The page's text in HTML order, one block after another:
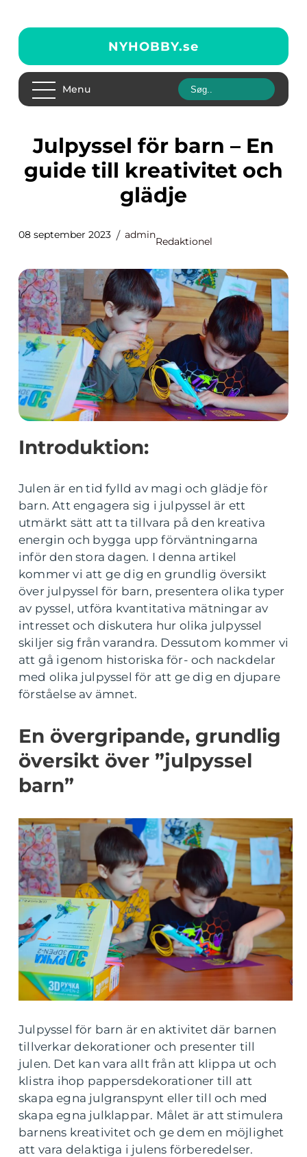
NYHOBBY.se
Menu
Julpyssel för barn – En
guide till kreativitet och
glädje
08 september 2023 admin
Redaktionel
Introduktion:
Julen är en tid fylld av magi och glädje för
barn. Att engagera sig i julpyssel är ett
utmärkt sätt att ta tillvara på den kreativa
energin och bygga upp förväntningarna
inför den stora dagen. I denna artikel
kommer vi att ge dig en grundlig översikt
över julpyssel för barn, presentera olika typer
av pyssel, utföra kvantitativa mätningar av
intresset och diskutera hur olika julpyssel
skiljer sig från varandra. Dessutom kommer vi
att gå igenom historiska för- och nackdelar
med olika julpyssel för att ge dig en djupare
förståelse av ämnet.
En övergripande, grundlig
översikt över ”julpyssel
barn”
Julpyssel för barn är en aktivitet där barnen
tillverkar dekorationer och presenter till
julen. Det kan vara allt från att klippa ut och
klistra ihop pappersdekorationer till att
skapa egna julgranspynt eller till och med
skapa egna julklappar. Målet är att stimulera
barnens kreativitet och ge dem en möjlighet
att vara delaktiga i julens förberedelser.